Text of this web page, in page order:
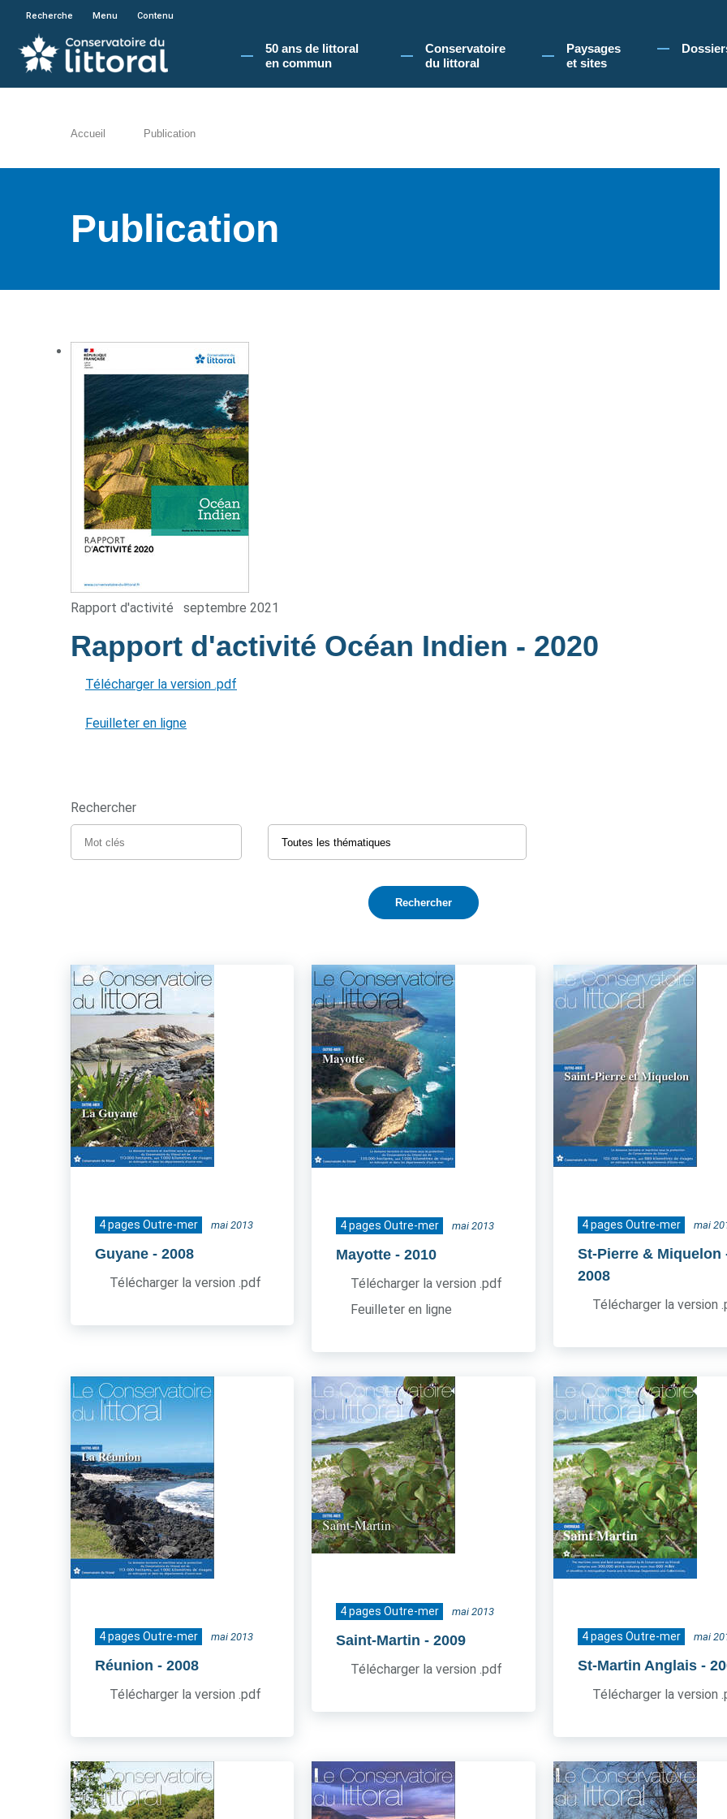
En poursuivant votre navigation sur le site du Conservatoire du littoral, vous acceptez l'utilisation de cookies pour vous
Recherche Menu Contenu
50 ans de littoral
en commun​
Conservatoire
du littoral
Paysages
et sites
Accueil Publication
Publication
Rapport d'activité septembre 2021
Rapport d'activité Océan Indien - 2020
Télécharger la version .pdf
Feuilleter en ligne
Rechercher
4 pages Outre-mer mai 2013
Guyane - 2008
Télécharger la version .pdf
4 pages Outre-mer mai 2013
Mayotte - 2010
Télécharger la version .pdf
Feuilleter en ligne
4 pages Outre-mer mai
St-Pierre & Miquelon
2008
Télécharger la version
4 pages Outre-mer mai 2013
Réunion - 2008
Télécharger la version .pdf
4 pages Outre-mer mai 2013
Saint-Martin - 2009
Télécharger la version .pdf
4 pages Outre-mer mai
St-Martin Anglais -
Télécharger la version